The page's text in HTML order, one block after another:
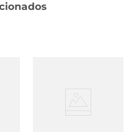
para agradar
de lazer, agregando
a essas situações. Por sua